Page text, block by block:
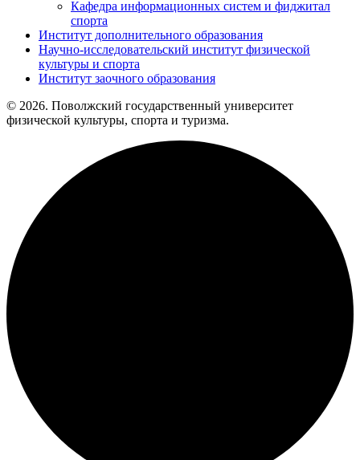
Кафедра информационных систем и фиджитал
спорта
Институт дополнительного образования
Научно-исследовательский институт физической
культуры и спорта
Институт заочного образования
© 2026. Поволжский государственный университет
физической культуры, спорта и туризма.